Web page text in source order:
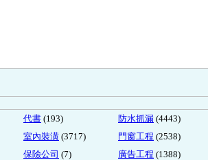
代書 (193) 防水抓漏 (4443)
室內裝潢 (3717) 門窗工程 (2538)
保險公司 (7) 廣告工程 (1388)